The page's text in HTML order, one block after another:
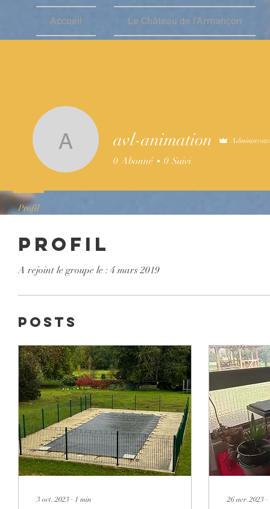
Accueil Le Château de l'Armançon
Profil
A rejoint le groupe le : 4 mars 2019
Posts
3 oct. 2023 ∙ 1 min 26 avr. 2023 ∙
avl-animation
avl-animation
0 Abonné 0 Suivi
Profil